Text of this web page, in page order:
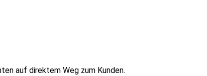
auf direktem Weg zum Kunden.